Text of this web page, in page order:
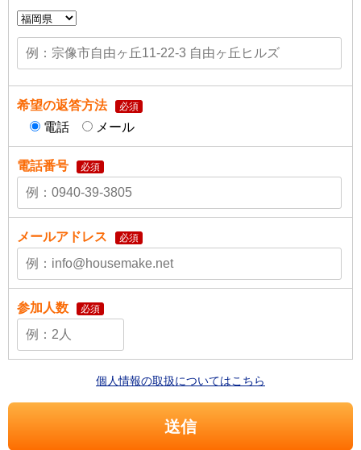
希望の返答方法 必須
電話 メール
電話番号 必須
メールアドレス 必須
参加人数 必須
個人情報の取扱についてはこちら